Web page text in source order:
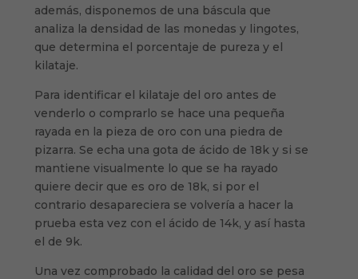
además, disponemos de una báscula que
analiza la densidad de las monedas y lingotes,
que determina el porcentaje de pureza y el
kilataje.
Para identificar el kilataje del oro antes de
venderlo o comprarlo se hace una pequeña
rayada en la pieza de oro con una piedra de
pizarra. Se echa una gota de ácido de 18k y si se
mantiene visualmente lo que se ha rayado
quiere decir que es oro de 18k, si por el
contrario desapareciera se volvería a hacer la
prueba esta vez con el ácido de 14k, y así hasta
el de 9k.
Una vez comprobado la calidad del oro se pesa